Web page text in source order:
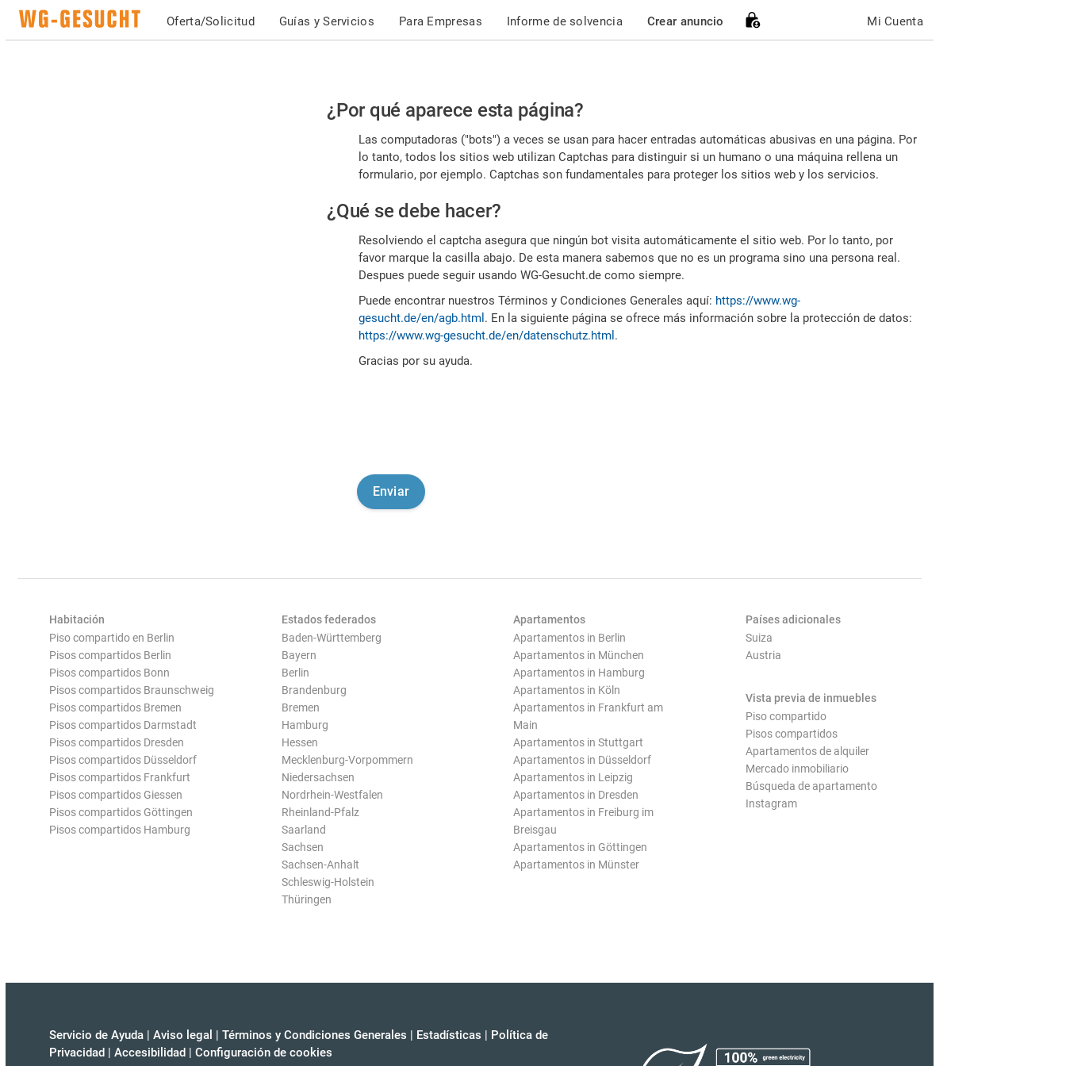
Oferta/Solicitud Guías y Servicios Para Empresas Informe de solvencia Crear anuncio Mi Cuenta
Por
favor,
confirme
es
humano
¿Por qué aparece esta página?
Las computadoras ("bots") a veces se usan para hacer entradas automáticas abusivas en una página. Por
lo tanto, todos los sitios web utilizan Captchas para distinguir si un humano o una máquina rellena un
formulario, por ejemplo. Captchas son fundamentales para proteger los sitios web y los servicios.
¿Qué se debe hacer?
Resolviendo el captcha asegura que ningún bot visita automáticamente el sitio web. Por lo tanto, por
favor marque la casilla abajo. De esta manera sabemos que no es un programa sino una persona real.
Despues puede seguir usando WG-Gesucht.de como siempre.
Puede encontrar nuestros Términos y Condiciones Generales aquí: https://www.wg-
gesucht.de/en/agb.html . En la siguiente página se ofrece más información sobre la protección de datos:
https://www.wg-gesucht.de/en/datenschutz.html .
Gracias por su ayuda.
Habitación
Piso compartido en Berlin
Pisos compartidos Berlin
Pisos compartidos Bonn
Pisos compartidos Braunschweig
Pisos compartidos Bremen
Pisos compartidos Darmstadt
Pisos compartidos Dresden
Pisos compartidos Düsseldorf
Pisos compartidos Frankfurt
Pisos compartidos Giessen
Pisos compartidos Göttingen
Pisos compartidos Hamburg
Estados federados
Baden-Württemberg
Bayern
Berlin
Brandenburg
Bremen
Hamburg
Hessen
Mecklenburg-Vorpommern
Niedersachsen
Nordrhein-Westfalen
Rheinland-Pfalz
Saarland
Sachsen
Sachsen-Anhalt
Schleswig-Holstein
Thüringen
Apartamentos
Apartamentos in Berlin
Apartamentos in München
Apartamentos in Hamburg
Apartamentos in Köln
Apartamentos in Frankfurt am
Main
Apartamentos in Stuttgart
Apartamentos in Düsseldorf
Apartamentos in Leipzig
Apartamentos in Dresden
Apartamentos in Freiburg im
Breisgau
Apartamentos in Göttingen
Apartamentos in Münster
Países adicionales
Suiza
Austria
Vista previa de inmuebles
Piso compartido
Pisos compartidos
Apartamentos de alquiler
Mercado inmobiliario
Búsqueda de apartamento
Instagram
Servicio de Ayuda | Aviso legal | Términos y Condiciones Generales | Estadísticas | Política de
Privacidad | Accesibilidad | Configuración de cookies